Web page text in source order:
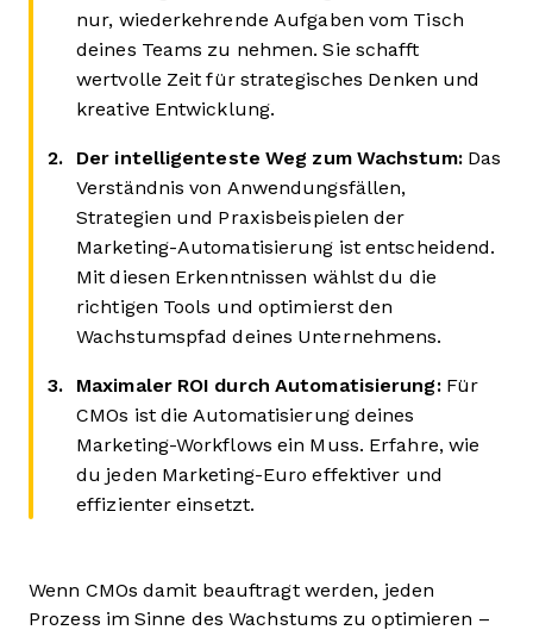
nur, wiederkehrende Aufgaben vom Tisch
deines Teams zu nehmen. Sie schafft
wertvolle Zeit für strategisches Denken und
kreative Entwicklung.
Der intelligenteste Weg zum Wachstum: Das
Verständnis von Anwendungsfällen,
Strategien und Praxisbeispielen der
Marketing-Automatisierung ist entscheidend.
Mit diesen Erkenntnissen wählst du die
richtigen Tools und optimierst den
Wachstumspfad deines Unternehmens.
Maximaler ROI durch Automatisierung: Für
CMOs ist die Automatisierung deines
Marketing-Workflows ein Muss. Erfahre, wie
du jeden Marketing-Euro effektiver und
effizienter einsetzt.
Wenn CMOs damit beauftragt werden, jeden
Prozess im Sinne des Wachstums zu optimieren –